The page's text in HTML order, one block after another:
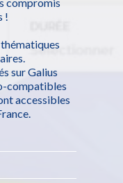
!
sur Galius
compatibles
accessibles